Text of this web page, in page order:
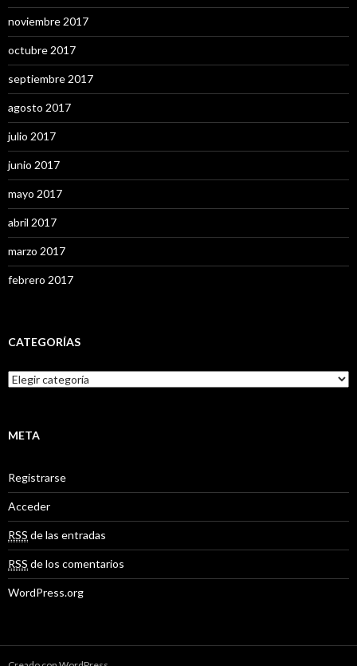
noviembre 2017
octubre 2017
septiembre 2017
agosto 2017
julio 2017
junio 2017
mayo 2017
abril 2017
marzo 2017
febrero 2017
CATEGORÍAS
C
a
g
í
a
s
META
Registrarse
Acceder
RSS de las entradas
RSS de los comentarios
WordPress.org